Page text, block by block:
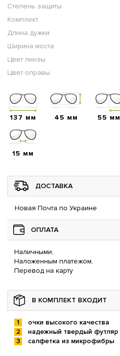
Степень защиты
Комплект
Длина дужки
Ширина моста
Цвет линзы
Цвет оправы
137 мм 45 мм 55 мм
15 мм
ДОСТАВКА
Новая Почта по Украине
ОПЛАТА
Наличными,
Наложенным платежом,
Перевод на карту
В КОМПЛЕКТ ВХОДИТ
очки высокого качества
надежный твердый футляр
салфетка из микрофибры